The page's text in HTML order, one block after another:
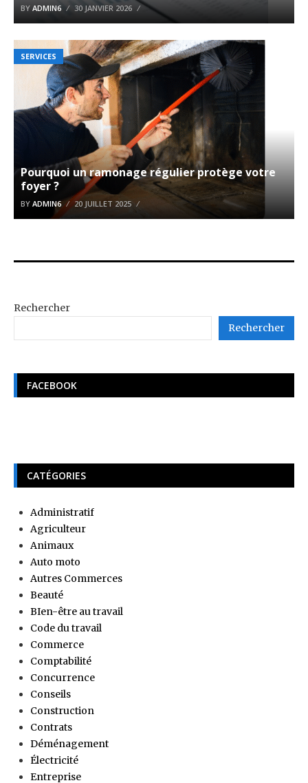
BY ADMIN6 30 JANVIER 2026
SERVICES
Pourquoi un ramonage régulier protège votre
foyer ?
BY ADMIN6 20 JUILLET 2025
Rechercher
Rechercher
FACEBOOK
CATÉGORIES
Administratif
Agriculteur
Animaux
Auto moto
Autres Commerces
Beauté
BIen-être au travail
Code du travail
Commerce
Comptabilité
Concurrence
Conseils
Construction
Contrats
Déménagement
Électricité
Entreprise